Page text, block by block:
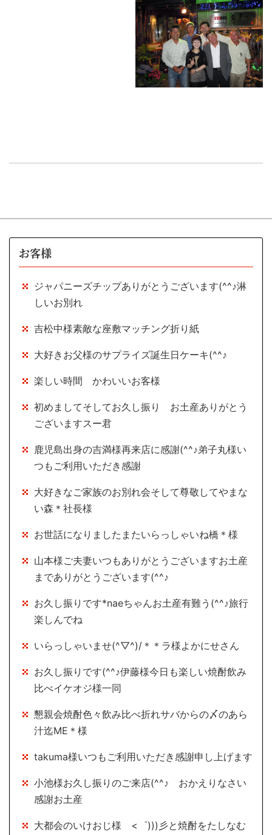
お客様
ジャパニーズチップありがとうございます(^^♪淋
しいお別れ
吉松中様素敵な座敷マッチング折り紙
大好きお父様のサプライズ誕生日ケーキ(^^♪
楽しい時間 かわいいお客様
初めましてそしてお久し振り お土産ありがとう
ございますスー君
鹿児島出身の吉満様再来店に感謝(^^♪弟子丸様い
つもご利用いただき感謝
大好きなご家族のお別れ会そして尊敬してやまな
い森＊社長様
お世話になりましたまたいらっしゃいね橋＊様
山本様ご夫妻いつもありがとうございますお土産
までありがとうございます(^^♪
お久し振りです*naeちゃんお土産有難う(^^♪旅行
楽しんでね
いらっしゃいませ(^▽^)/＊＊ラ様よかにせさん
お久し振りです(^^♪伊藤様今日も楽しい焼酎飲み
比べイケオジ様一同
懇親会焼酎色々飲み比べ折れサバからの〆のあら
汁迄ME＊様
takuma様いつもご利用いただき感謝申し上げます
小池様お久し振りのご来店(^^♪ おかえりなさい
感謝お土産
大都会のいけおじ様 <゜)))彡と焼酎をたしなむ